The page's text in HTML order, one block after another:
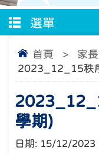
選單
首頁 > 家
2023_12_15秩
學期)
日期: 15/12/2023